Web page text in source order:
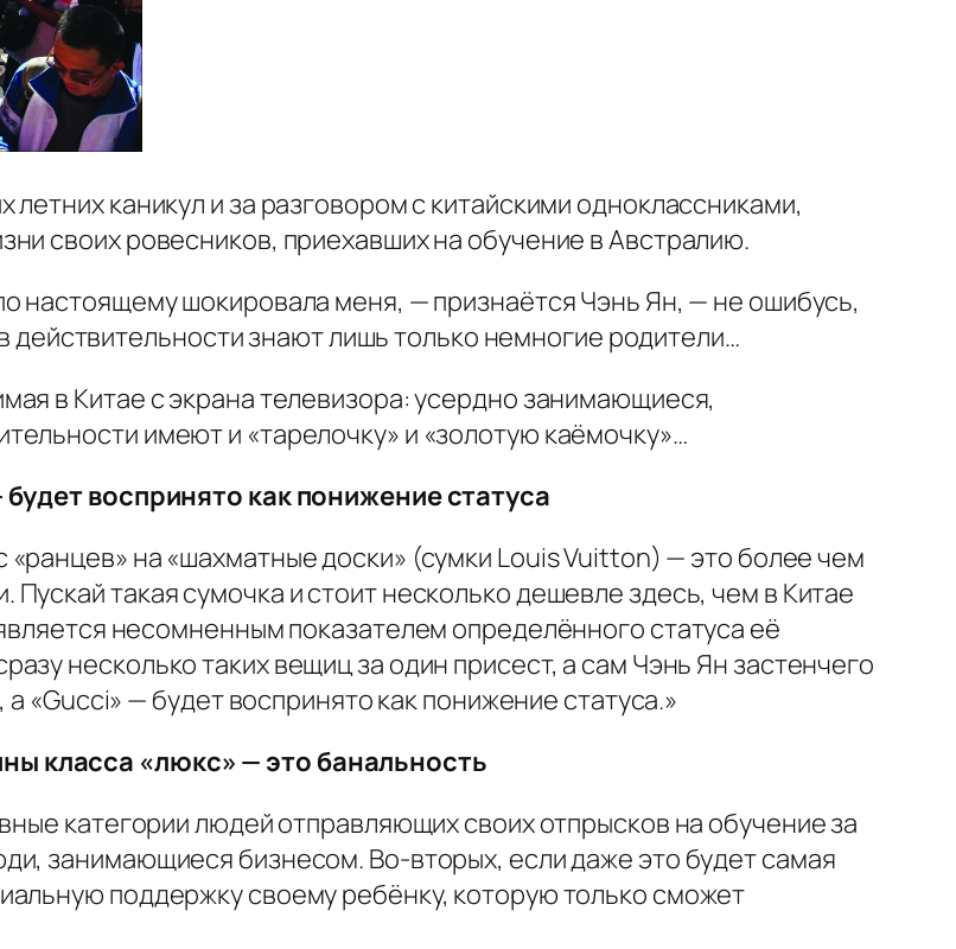
каникул и за разговором с китайскими одноклассниками,
своих ровесников, приехавших на обучение в Австралию.
настоящему шокировала меня, — признаётся Чэнь Ян, — не ошибусь,
действительности знают лишь только немногие родители…
в Китае с экрана телевизора: усердно занимающиеся,
имеют и «тарелочку» и «золотую каёмочку»…
воспринято как понижение статуса
на «шахматные доски» (сумки Louis Vuitton) — это более чем
такая сумочка и стоит несколько дешевле здесь, чем в Китае
несомненным показателем определённого статуса её
несколько таких вещиц за один присест, а сам Чэнь Ян застенчего
«Gucci» — будет воспринято как понижение статуса.»
класса «люкс» — это банальность
категории людей отправляющих своих отпрысков на обучение за
занимающиеся бизнесом. Во-вторых, если даже это будет самая
поддержку своему ребёнку, которую только сможет